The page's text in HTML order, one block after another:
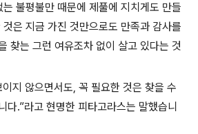
불평불만 때문에 제풀에 지치게도 만들
은 지금 가진 것만으로도 만족과 감사를
찾는 그런 여유조차 없이 살고 있다는 것
지 않으면서도, 꼭 필요한 것은 찾을 수
다.”라고 현명한 피타고라스는 말했습니